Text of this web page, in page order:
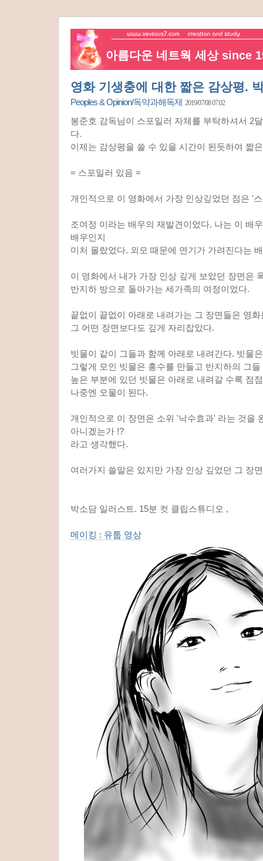
아름다운 네트웍 세상 since
영화 기생충에 대한 짧은 감상평.
Peoples & Opinion/독약과해독제 2019/07/08 07:02
봉준호 감독님이 스포일러 자체를 부탁하셔서 2
다.
이제는 감상평을 쓸 수 있을 시간이 된듯하여 짧
= 스포일러 있음 =
개인적으로 이 영화에서 가장 인상깊었던 점은 '
조여정 이라는 배우의 재발견이었다. 나는 이 배
배우인지
미처 몰랐었다. 외모 때문에 연기가 가려진다는
이 영화에서 내가 가장 인상 깊게 보았던 장면은
반지하 방으로 돌아가는 세가족의 여정이었다.
끝없이 끝없이 아래로 내려가는 그 장면들은 영
그 어떤 장면보다도 깊게 자리잡았다.
빗물이 같이 그들과 함께 아래로 내려간다. 빗물
그렇게 모인 빗물은 홍수를 만들고 반지하의 그
높은 부분에 있던 빗물은 아래로 내려갈 수록 점
나중엔 오물이 된다.
개인적으로 이 장면은 소위 '낙수효과' 라는 것을
아니겠는가 !?
라고 생각했다.
여러가지 쓸말은 있지만 가장 인상 깊었던 그 장
박소담 일러스트. 15분 컷 클립스튜디오 ,
메이킹 : 유툽 영상